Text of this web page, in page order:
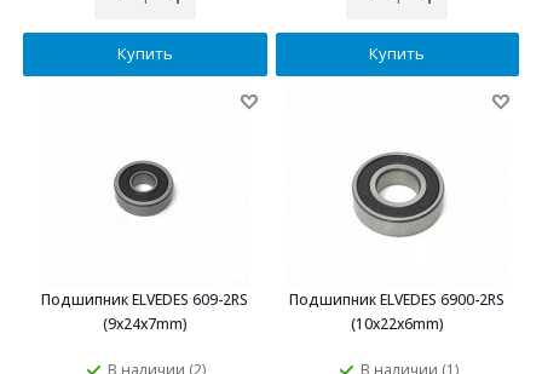
Купить Купить
Подшипник ELVEDES 609-2RS
(9x24x7mm)
В наличии (2)
Подшипник ELVEDES 6900-2RS
(10x22x6mm)
В наличии (1)